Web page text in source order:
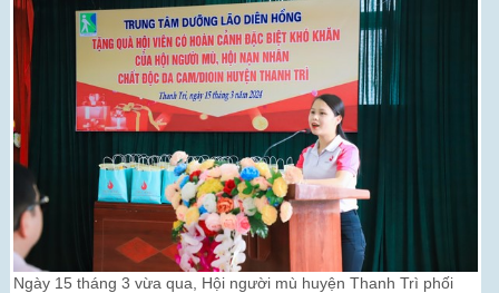
Ngày 15 tháng 3 vừa qua, Hội người mù huyện Thanh Trì phối